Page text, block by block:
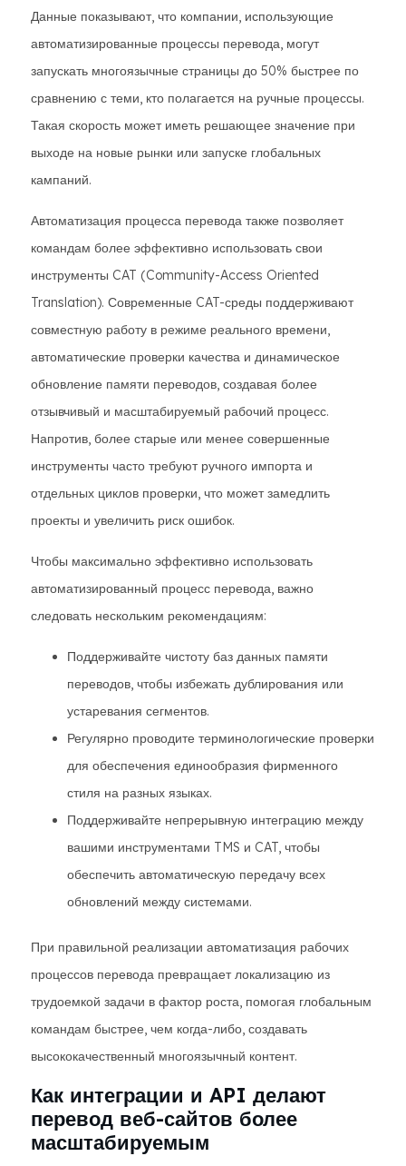
Данные показывают, что компании, использующие
автоматизированные процессы перевода, могут
запускать многоязычные страницы до 50% быстрее по
сравнению с теми, кто полагается на ручные процессы.
Такая скорость может иметь решающее значение при
выходе на новые рынки или запуске глобальных
кампаний.
Автоматизация процесса перевода также позволяет
командам более эффективно использовать свои
инструменты CAT (Community-Access Oriented
Translation). Современные CAT-среды поддерживают
совместную работу в режиме реального времени,
автоматические проверки качества и динамическое
обновление памяти переводов, создавая более
отзывчивый и масштабируемый рабочий процесс.
Напротив, более старые или менее совершенные
инструменты часто требуют ручного импорта и
отдельных циклов проверки, что может замедлить
проекты и увеличить риск ошибок.
Чтобы максимально эффективно использовать
автоматизированный процесс перевода, важно
следовать нескольким рекомендациям:
Поддерживайте чистоту баз данных памяти
переводов, чтобы избежать дублирования или
устаревания сегментов.
Регулярно проводите терминологические проверки
для обеспечения единообразия фирменного
стиля на разных языках.
Поддерживайте непрерывную интеграцию между
вашими инструментами TMS и CAT, чтобы
обеспечить автоматическую передачу всех
обновлений между системами.
При правильной реализации автоматизация рабочих
процессов перевода превращает локализацию из
трудоемкой задачи в фактор роста, помогая глобальным
командам быстрее, чем когда-либо, создавать
высококачественный многоязычный контент.
Как интеграции и API делают
перевод веб-сайтов более
масштабируемым